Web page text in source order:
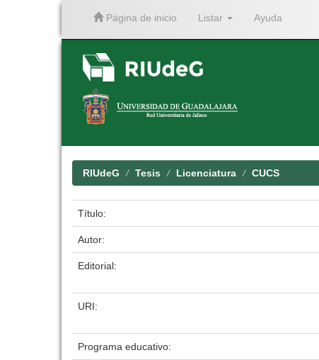
Página de inicio Listar Ayuda
RIUdeG Tesis Licenciatura CUCS
Título:
Autor:
Editorial:
URI:
Programa educativo: